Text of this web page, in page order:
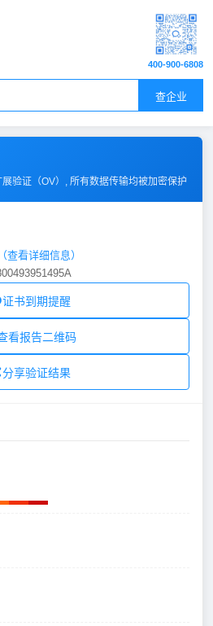
查企业
400-900-6808
展验证（OV）, 所有数据传输均被加密保护
（查看详细信息）
证书到期提醒
看报告二维码
分享验证结果